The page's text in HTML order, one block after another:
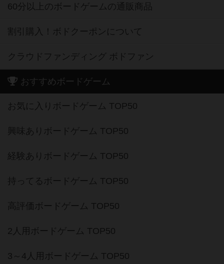
60分以上のボードゲームの通販商品
割引購入！ボドクーポンについて
クラウドファンディング ボドファン
おすすめボードゲーム
お気に入りボードゲーム TOP50
興味ありボードゲーム TOP50
経験ありボードゲーム TOP50
持ってるボードゲーム TOP50
高評価ボードゲーム TOP50
2人用ボードゲーム TOP50
3～4人用ボードゲーム TOP50